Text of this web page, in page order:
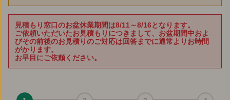
見積もり窓口のお盆休業期間は8/11～8/16となります。
ご依頼いただいたお見積もりにつきまして、お盆期間中およ
びその前後のお見積りのご対応は回答までに通常よりお時間
がかります。
お早目にご依頼ください。